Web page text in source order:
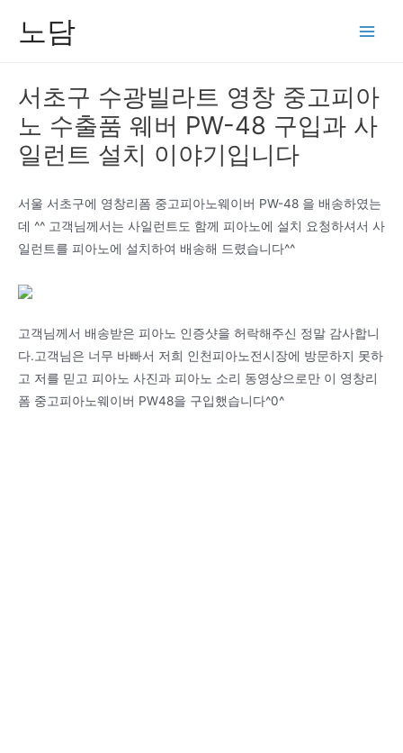
노담
서초구 수광빌라트 영창 중고피아
노 수출품 웨버 PW-48 구입과 사
일런트 설치 이야기입니다
서울 서초구에 영창리폼 중고피아노웨이버 PW-48 을 배송하였는
데 ^^ 고객님께서는 사일런트도 함께 피아노에 설치 요청하셔서 사
일런트를 피아노에 설치하여 배송해 드렸습니다^^
고객님께서 배송받은 피아노 인증샷을 허락해주신 정말 감사합니
다.고객님은 너무 바빠서 저희 인천피아노전시장에 방문하지 못하
고 저를 믿고 피아노 사진과 피아노 소리 동영상으로만 이 영창리
폼 중고피아노웨이버 PW48을 구입했습니다^0^